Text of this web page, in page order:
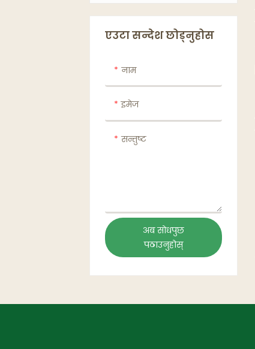
एउटा सन्देश छोड्नुहोस
नाम
इमेज
सन्तुष्ट
अब सोधपुछ
पठाउनुहोस्